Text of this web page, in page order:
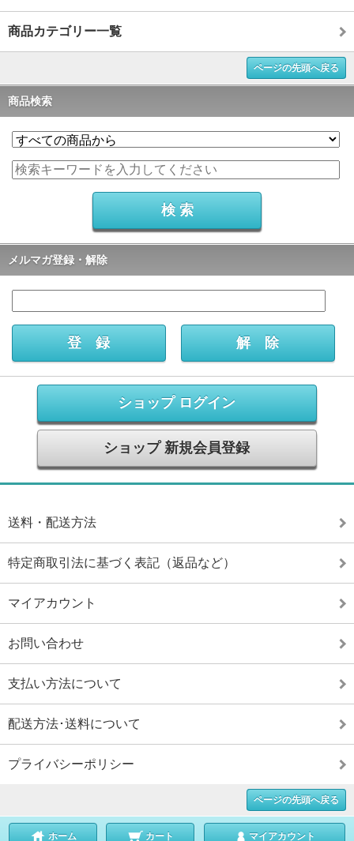
商品カテゴリー一覧
ページの先頭へ戻る
商品検索
メルマガ登録・解除
ショップ ログイン
ショップ 新規会員登録
送料・配送方法
特定商取引法に基づく表記（返品など）
マイアカウント
お問い合わせ
支払い方法について
配送方法･送料について
プライバシーポリシー
ページの先頭へ戻る
ホーム カート マイアカウント